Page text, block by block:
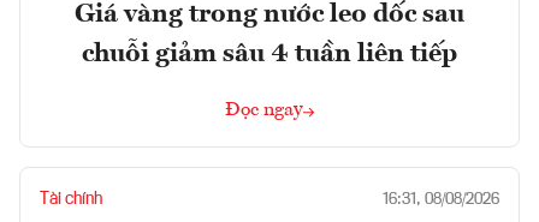
Giá vàng trong nước leo dốc sau
chuỗi giảm sâu 4 tuần liên tiếp
Đọc ngay
Tài chính 16:31, 08/08/2026